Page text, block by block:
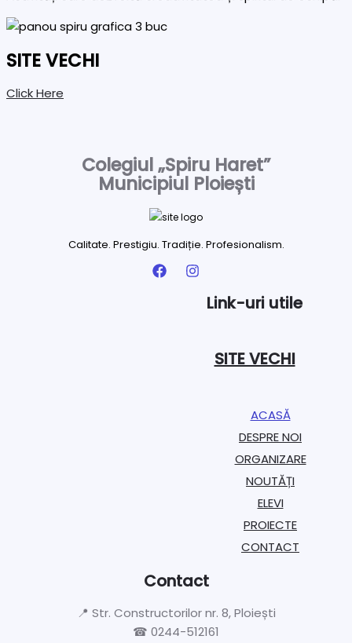
SITE VECHI
Click Here
Colegiul „Spiru Haret”
Municipiul Ploiești
Calitate. Prestigiu. Tradiție. Profesionalism.
Link-uri utile
SITE VECHI
ACASĂ
DESPRE NOI
ORGANIZARE​
NOUTĂȚI
ELEVI
PROIECTE​
CONTACT
Contact
📍 Str. Constructorilor nr. 8, Ploiești
☎ 0244-512161